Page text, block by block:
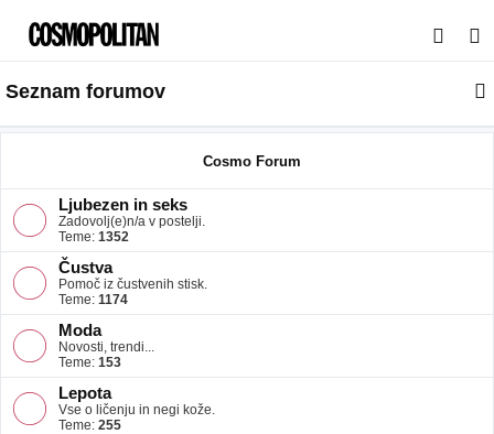
s
a
Seznam forumov
Cosmo Forum
Ljubezen in seks
Zadovolj(e)n/a v postelji.
Teme: 1352
Čustva
Pomoč iz čustvenih stisk.
Teme: 1174
Moda
Novosti, trendi...
Teme: 153
Lepota
Vse o ličenju in negi kože.
Teme: 255